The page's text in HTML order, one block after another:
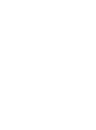
Unternehmen erhalten